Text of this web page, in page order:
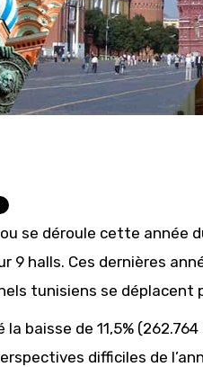
se déroule cette année
9 halls. Ces dernières
tunisiens se
baisse de 11,5%
difficiles de